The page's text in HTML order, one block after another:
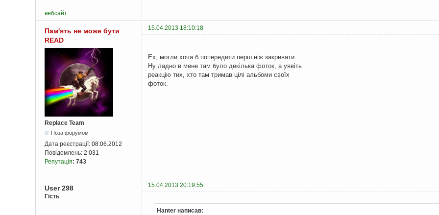
вебсайт
Пам'ять не може бути
READ
15.04.2013 18:10:18
Replace Team
Поза форумом
Дата реєстрації: 08.06.2012
Повідомлень: 2 031
Репутація: 743
Ех, могли хоча б попередити перш ніж закривати.
Ну ладно в мене там було декілька фоток, а уявіть
реакцію тих, хто там тримав цілі альбоми своїх
фоток.
User 298
15.04.2013 20:19:55
Гість
Hanter написав: